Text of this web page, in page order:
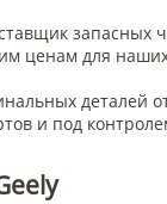
запасных
ценам для
деталей
и под